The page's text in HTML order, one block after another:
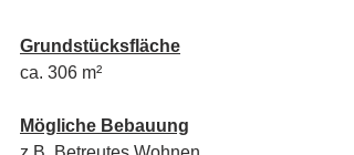
Grundstücksfläche
ca. 306 m²
Mögliche Bebauung